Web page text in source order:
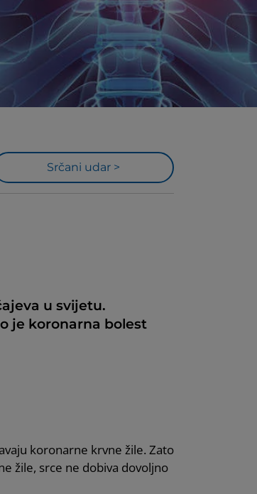
Srčani udar >
u svijetu.
je koronarna bolest
koronarne krvne žile. Zato
žile, srce ne dobiva dovoljno